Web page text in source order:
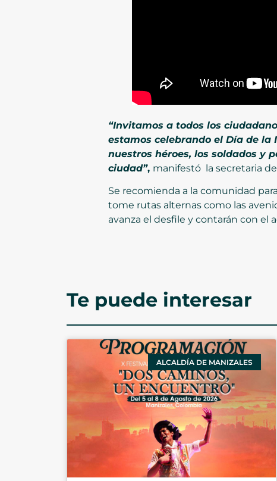
“Invitamos a todos los
estamos celebrando el Día de la
nuestros héroes, los soldados y
ciudad”, manifestó la secretaria
Se recomienda a la comunidad
tome rutas alternas como las
avanza el desfile y contarán con el
Te puede interesar
ALCALDÍA DE MANIZALES